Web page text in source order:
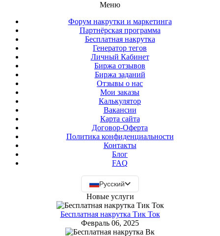
Меню
Форум накрутки и маркетинга
Партнёрская программа
Бесплатная накрутка
Генератор тегов
Личный Кабинет
Биржа отзывов
Биржа заданий
Отзывы о нас
Мои заказы
Калькулятор
Вакансии
Карта сайта
Договор-Оферта
Политика конфиденциальности
Контакты
Блог
FAQ
Русский
Новые услуги
Бесплатная накрутка Тик Ток
Февраль 06, 2025